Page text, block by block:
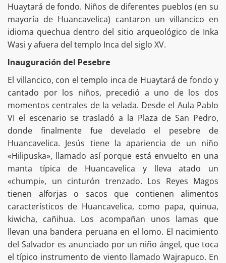
Huaytará de fondo. Niños de diferentes pueblos (en su
mayoría de Huancavelica) cantaron un villancico en
idioma quechua dentro del sitio arqueológico de Inka
Wasi y afuera del templo Inca del siglo XV.
Inauguración del Pesebre
El villancico, con el templo inca de Huaytará de fondo y
cantado por los niños, precedió a uno de los dos
momentos centrales de la velada. Desde el Aula Pablo
VI el escenario se trasladó a la Plaza de San Pedro,
donde finalmente fue develado el pesebre de
Huancavelica. Jesús tiene la apariencia de un niño
«Hilipuska», llamado así porque está envuelto en una
manta típica de Huancavelica y lleva atado un
«chumpi», un cinturón trenzado. Los Reyes Magos
tienen alforjas o sacos que contienen alimentos
característicos de Huancavelica, como papa, quinua,
kiwicha, cañihua. Los acompañan unos lamas que
llevan una bandera peruana en el lomo. El nacimiento
del Salvador es anunciado por un niño ángel, que toca
el típico instrumento de viento llamado Wajrapuco. En